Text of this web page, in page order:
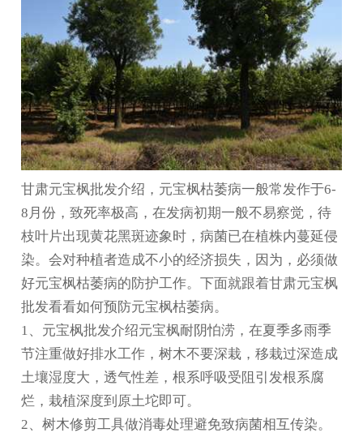
甘肃元宝枫批发介绍，元宝枫枯萎病一般常发作于6-
8月份，致死率极高，在发病初期一般不易察觉，待
枝叶片出现黄花黑斑迹象时，病菌已在植株内蔓延侵
染。会对种植者造成不小的经济损失，因为，必须做
好元宝枫枯萎病的防护工作。下面就跟着甘肃元宝枫
批发看看如何预防元宝枫枯萎病。
1、元宝枫批发介绍元宝枫耐阴怕涝，在夏季多雨季
节注重做好排水工作，树木不要深栽，移栽过深造成
土壤湿度大，透气性差，根系呼吸受阻引发根系腐
烂，栽植深度到原土坨即可。
2、树木修剪工具做消毒处理避免致病菌相互传染。